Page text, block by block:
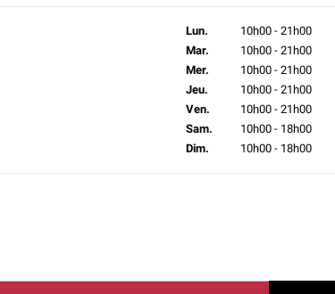
Lun.
10h00 - 21h00
Mar.
10h00 - 21h00
Mer.
10h00 - 21h00
Jeu.
10h00 - 21h00
Ven.
10h00 - 21h00
Sam.
10h00 - 18h00
Dim.
10h00 - 18h00